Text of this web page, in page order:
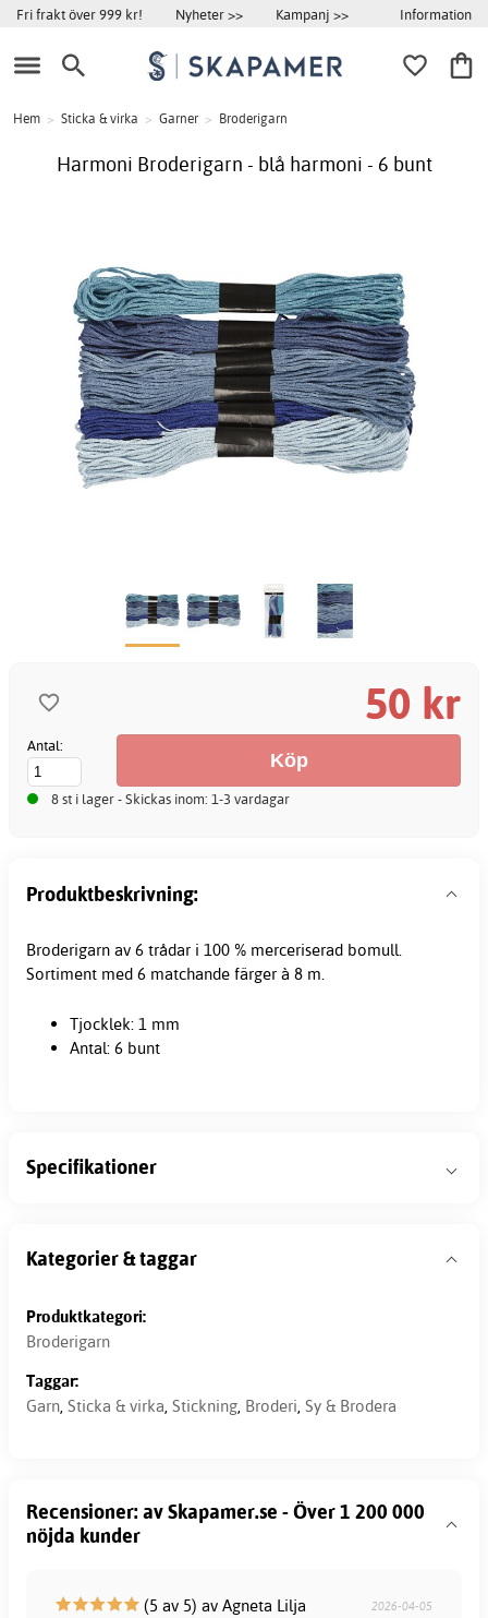
Fri frakt över 999 kr! Nyheter >> Kampanj >> Information
Hem > Sticka & virka > Garner > Broderigarn
Harmoni Broderigarn - blå harmoni - 6 bunt
50 kr
Antal:
8 st i lager - Skickas inom: 1-3 vardagar
Produktbeskrivning:
Broderigarn av 6 trådar i 100 % merceriserad bomull.
Sortiment med 6 matchande färger à 8 m.
Tjocklek: 1 mm
Antal: 6 bunt
Specifikationer
Kategorier & taggar
Produktkategori:
Broderigarn
Taggar:
Garn, Sticka & virka, Stickning, Broderi, Sy & Brodera
Recensioner: av Skapamer.se - Över 1 200 000
nöjda kunder
(5 av 5) av Agneta Lilja 2026-04-05